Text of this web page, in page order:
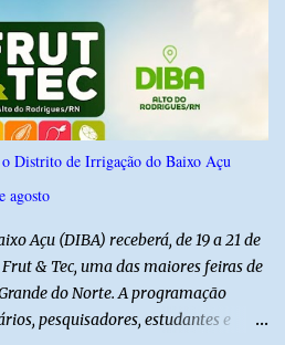
Júnior manifestou apoio à
da participação dos cristãos
a valorização de princípios
à corrupção, o
proteção da vida. Ainda segundo a
que levará sua orientação às
no Rio Grande do Norte. A
das maiores estruturas religiosas
Distrito de Irrigação do Baixo Açu
agosto
Açu (DIBA) receberá, de 19 a 21 de
& Tec, uma das maiores feiras de
do Norte. A programação
pesquisadores, estudantes e